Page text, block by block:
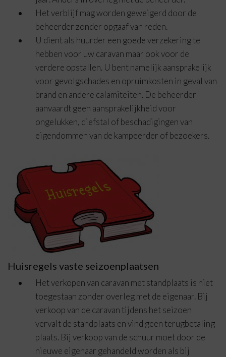
Het verblijf mag worden geweigerd door de
beheerder zonder opgaaf van reden.
U dient als huurder een goede verzekering te
hebben voor uw caravan maar ook voor de
verdere opstallen. U bent namelijk aansprakelijk
voor gevolgschades en opruimkosten in geval van
brand en andere calamiteiten. De beheerder
aanvaardt geen aansprakelijkheid voor
ongelukken, diefstal of beschadigingen van
eigendommen van de kampeerder of bezoekers.
Huisregels vaste seizoenplaatsen
Het verkopen van caravan met standplaats is niet
toegestaan zonder overleg met de eigenaar. Bij
verkoop van de caravan tijdens het seizoen
vervalt de standplaats en vind geen terugbetaling
plaats. Bij verkoop van de schuur moet door de
nieuwe eigenaar gehandeld worden als bij